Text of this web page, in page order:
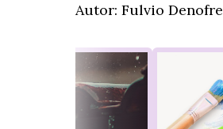
Autor: Fulvio Denofre